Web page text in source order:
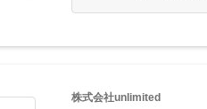
株式会社unlimited